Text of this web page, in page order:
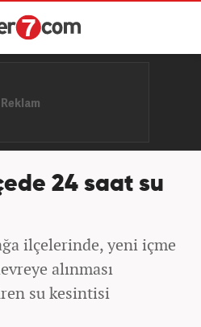
24 saat su
ilçelerinde, yeni içme
alınması
su kesintisi